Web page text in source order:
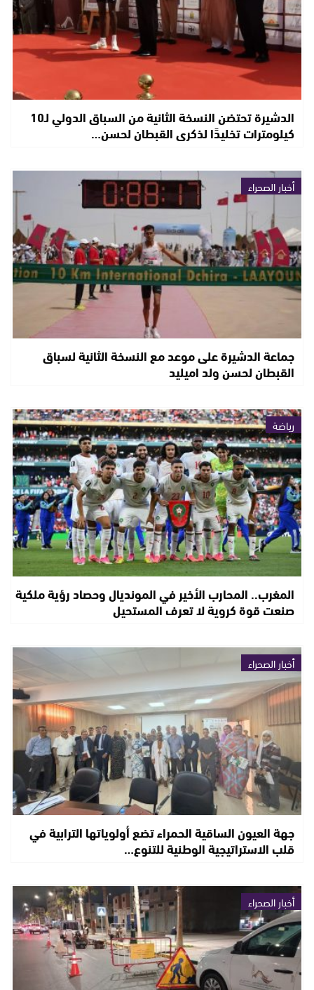
الدشيرة تحتضن النسخة الثانية من السباق الدولي لـ10
كيلومترات تخليدًا لذكرى القبطان لحسن…
أخبار الصحراء
جماعة الدشيرة على موعد مع النسخة الثانية لسباق
القبطان لحسن ولد اميليد
رياضة
المغرب.. المحارب الأخير في المونديال وحصاد رؤية ملكية
صنعت قوة كروية لا تعرف المستحيل
أخبار الصحراء
جهة العيون الساقية الحمراء تضع أولوياتها الترابية في
قلب الاستراتيجية الوطنية للتنوع…
أخبار الصحراء